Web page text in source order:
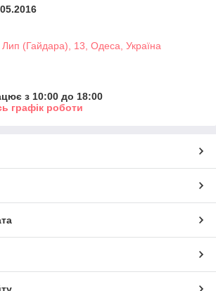
Лип (Гайдара), 13, Одеса, Україна
з 10:00 до 18:00
графік роботи